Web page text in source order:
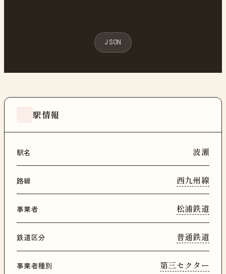
JSON
駅情報
駅名 波瀬
路線 西九州線
事業者 松浦鉄道
鉄道区分 普通鉄道
事業者種別 第三セクター